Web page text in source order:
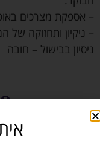
– אספקת מצרכים
– ניקיון ותחזוקה של
ניסיון בבישול – חובה